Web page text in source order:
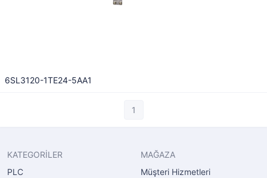
6SL3120-1TE24-5AA1
1
KATEGORİLER
PLC
MAĞAZA
Müşteri Hizmetleri